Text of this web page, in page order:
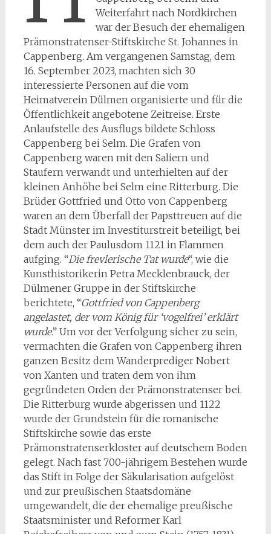
Weiterfahrt nach Nordkirchen
war der Besuch der ehemaligen
Prämonstratenser-Stiftskirche St. Johannes in
Cappenberg. Am vergangenen Samstag, dem
16. September 2023, machten sich 30
interessierte Personen auf die vom
Heimatverein Dülmen organisierte und für die
Öffentlichkeit angebotene Zeitreise. Erste
Anlaufstelle des Ausflugs bildete Schloss
Cappenberg bei Selm. Die Grafen von
Cappenberg waren mit den Saliern und
Staufern verwandt und unterhielten auf der
kleinen Anhöhe bei Selm eine Ritterburg. Die
Brüder Gottfried und Otto von Cappenberg
waren an dem Überfall der Papsttreuen auf die
Stadt Münster im Investiturstreit beteiligt, bei
dem auch der Paulusdom 1121 in Flammen
aufging. “Die frevlerische Tat wurde“, wie die
Kunsthistorikerin Petra Mecklenbrauck, der
Dülmener Gruppe in der Stiftskirche
berichtete, “Gottfried von Cappenberg
angelastet, der vom König für ‘vogelfrei’ erklärt
wurde.” Um vor der Verfolgung sicher zu sein,
vermachten die Grafen von Cappenberg ihren
ganzen Besitz dem Wanderprediger Nobert
von Xanten und traten dem von ihm
gegründeten Orden der Prämonstratenser bei.
Die Ritterburg wurde abgerissen und 1122
wurde der Grundstein für die romanische
Stiftskirche sowie das erste
Prämonstratenserkloster auf deutschem Boden
gelegt. Nach fast 700-jährigem Bestehen wurde
das Stift in Folge der Säkularisation aufgelöst
und zur preußischen Staatsdomäne
umgewandelt, die der ehemalige preußische
Staatsminister und Reformer Karl